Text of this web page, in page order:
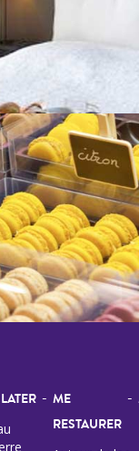
- ME
RESTAURER
-